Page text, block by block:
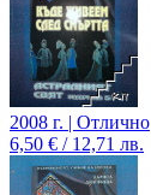
2008 г. | Отлично
6,50 € / 12,71 лв.